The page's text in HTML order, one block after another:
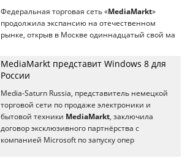
Федеральная торговая сеть «MediaMarkt»
продолжила экспансию на отечественном
рынке, открыв в Москве одиннадцатый свой ма
MediaMarkt представит Windows 8 для
России
Media-Saturn Russia, представитель немецкой
торговой сети по продаже электроники и
бытовой техники MediaMarkt, заключила
договор эксклюзивного партнёрства с
компанией Microsoft по запуску опер